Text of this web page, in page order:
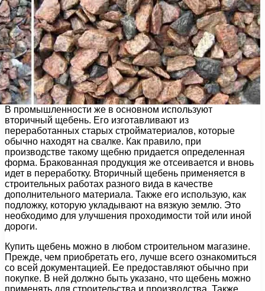
В промышленности же в основном используют
вторичный щебень. Его изготавливают из
переработанных старых стройматериалов, которые
обычно находят на свалке. Как правило, при
производстве такому щебню придается определенная
форма. Бракованная продукция же отсеивается и вновь
идет в переработку. Вторичный щебень применяется в
строительных работах разного вида в качестве
дополнительного материала. Также его использую, как
подложку, которую укладывают на вязкую землю. Это
необходимо для улучшения проходимости той или иной
дороги.
Купить щебень можно в любом строительном магазине.
Прежде, чем приобретать его, лучше всего ознакомиться
со всей документацией. Ее предоставляют обычно при
покупке. В ней должно быть указано, что щебень можно
применять для строительства и производства. Также